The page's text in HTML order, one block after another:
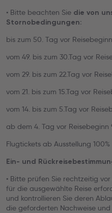
• Bitte beachten Sie die von
Stornobedingungen:
bis zum 50. Tag vor
vom 49. bis zum 30.Tag vor
vom 29. bis zum 22.Tag vor
vom 21. bis zum 15.Tag vor
vom 14. bis zum 5.Tag vor
ab dem 4. Tag vor Reisebeginn
Flugtickets ab Ausstellung 100%
Ein- und
• Bitte prüfen Sie rechtzeitig
für die ausgewählte Reise
und kontrollieren Sie deren
die geforderten Nachweise und